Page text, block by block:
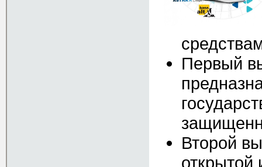
Первый
Второй